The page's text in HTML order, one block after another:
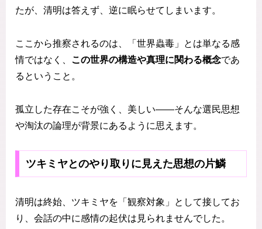
たが、清明は答えず、逆に眠らせてしまいます。
ここから推察されるのは、「世界蟲毒」とは単なる感
情ではなく、 この世界の構造や真理に関わる概念であ
るということ。
孤立した存在こそが強く、美しい――そんな選民思想
や淘汰の論理が背景にあるように思えます。
ツキミヤとのやり取りに見えた思想の片鱗
清明は終始、ツキミヤを「観察対象」として接してお
り、会話の中に感情の起伏は見られませんでした。